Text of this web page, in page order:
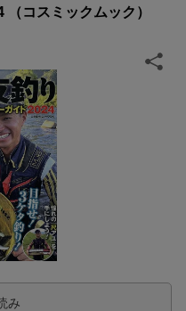
コスミックムック）
み